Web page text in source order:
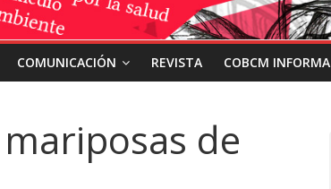
COMUNICACIÓN REVISTA COBCM INFORMA
de